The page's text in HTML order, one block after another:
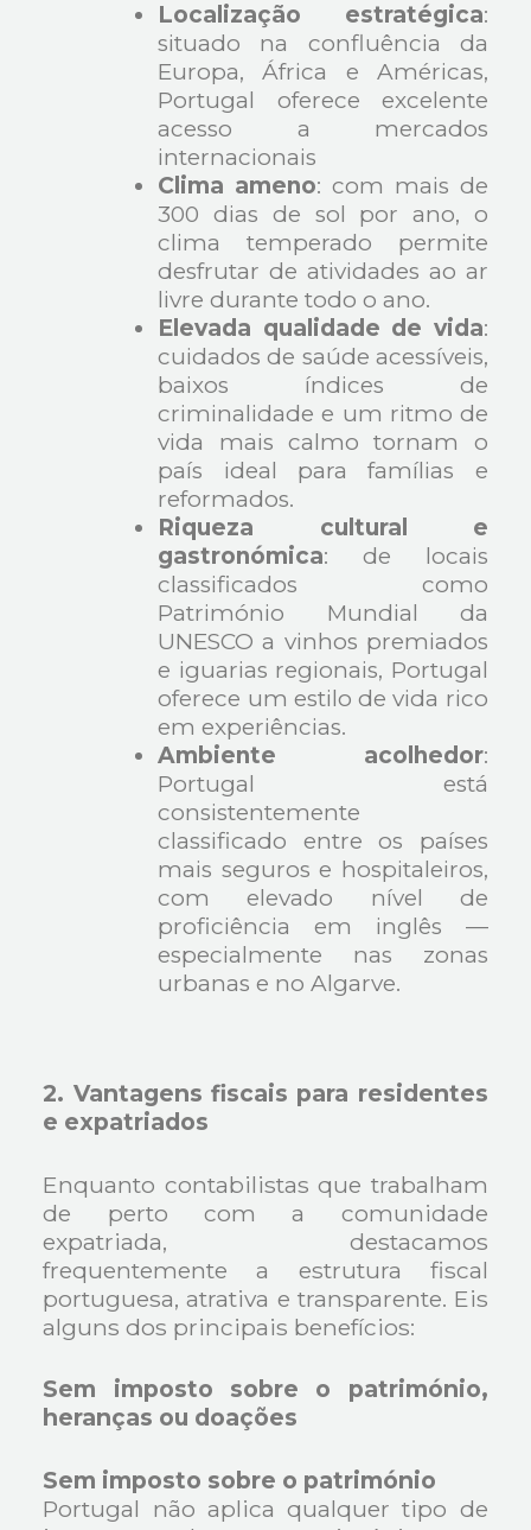
Localização estratégica:
situado na confluência da
Europa, África e Américas,
Portugal oferece excelente
acesso a mercados
internacionais
Clima ameno: com mais de
300 dias de sol por ano, o
clima temperado permite
desfrutar de atividades ao ar
livre durante todo o ano.
Elevada qualidade de vida:
cuidados de saúde acessíveis,
baixos índices de
criminalidade e um ritmo de
vida mais calmo tornam o
país ideal para famílias e
reformados.
Riqueza cultural e
gastronómica: de locais
classificados como
Património Mundial da
UNESCO a vinhos premiados
e iguarias regionais, Portugal
oferece um estilo de vida rico
em experiências.
Ambiente acolhedor:
Portugal está
consistentemente
classificado entre os países
mais seguros e hospitaleiros,
com elevado nível de
proficiência em inglês —
especialmente nas zonas
urbanas e no Algarve.
2. Vantagens fiscais para residentes
e expatriados
Enquanto contabilistas que trabalham
de perto com a comunidade
expatriada, destacamos
frequentemente a estrutura fiscal
portuguesa, atrativa e transparente. Eis
alguns dos principais benefícios:
Sem imposto sobre o património,
heranças ou doações
Sem imposto sobre o património
Portugal não aplica qualquer tipo de